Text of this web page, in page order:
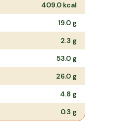
409.0 kcal
19.0 g
2.3 g
53.0 g
26.0 g
4.8 g
0.3 g